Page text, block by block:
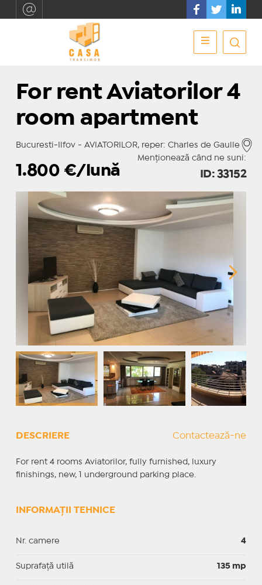
For rent Aviatorilor 4
room apartment
Bucuresti-Ilfov - AVIATORILOR, reper: Charles de Gaulle
Menționează când ne suni:
1.800 €/lună ID: 33152
DESCRIERE Contactează-ne
For rent 4 rooms Aviatorilor, fully furnished, luxury
finishings, new, 1 underground parking place.
INFORMAȚII TEHNICE
Nr. camere 4
Suprafaţă utilă 135 mp